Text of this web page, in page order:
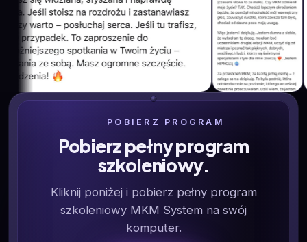
POBIERZ PROGRAM
Pobierz pełny program
szkoleniowy.
Kliknij poniżej i pobierz pełny program
szkoleniowy MKM System na swój
komputer.